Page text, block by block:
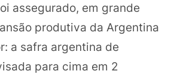
assegurado, em grande
produtiva da Argentina
a safra argentina de
para cima em 2